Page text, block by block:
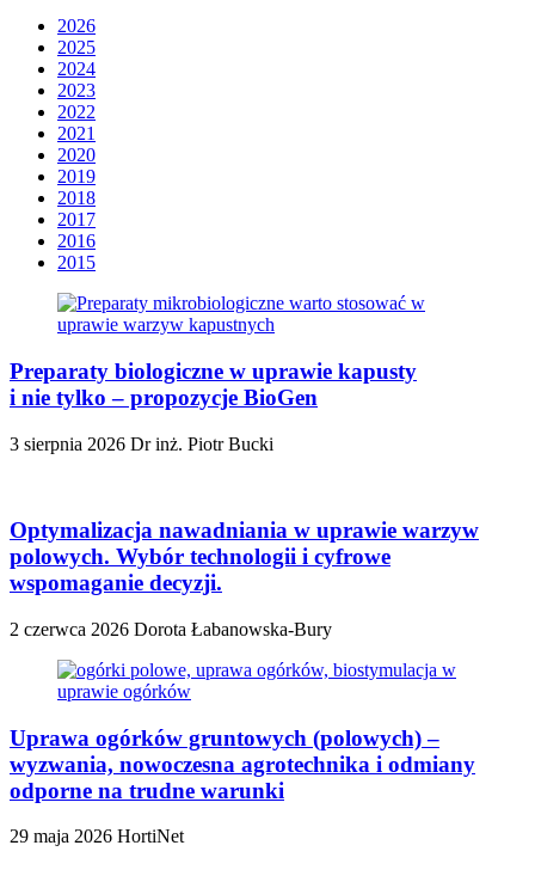
2026
2025
2024
2023
2022
2021
2020
2019
2018
2017
2016
2015
Preparaty biologiczne w uprawie kapusty
i nie tylko – propozycje BioGen
3 sierpnia 2026 Dr inż. Piotr Bucki
Optymalizacja nawadniania w uprawie warzyw
polowych. Wybór technologii i cyfrowe
wspomaganie decyzji.
2 czerwca 2026 Dorota Łabanowska-Bury
Uprawa ogórków gruntowych (polowych) –
wyzwania, nowoczesna agrotechnika i odmiany
odporne na trudne warunki
29 maja 2026 HortiNet